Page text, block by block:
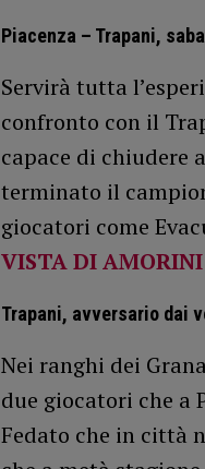
Piacenza – Trapani,
Servirà tutta
confronto con il
capace di chiudere
terminato il
giocatori come
VISTA DI AMORINI
Trapani, avversario dai
Nei ranghi dei
due giocatori che a
Fedato che in città